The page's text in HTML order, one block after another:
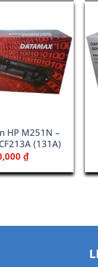
HP M251N –
(131A)
₫